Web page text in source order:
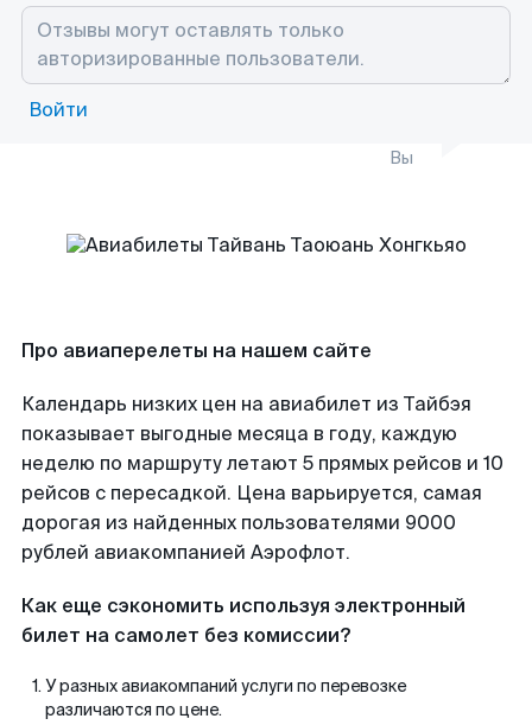
Войти
Вы
Про авиаперелеты на нашем сайте
Календарь низких цен на авиабилет из Тайбэя
показывает выгодные месяца в году, каждую
неделю по маршруту летают 5 прямых рейсов и 10
рейсов с пересадкой. Цена варьируется, самая
дорогая из найденных пользователями 9000
рублей авиакомпанией Аэрофлот.
Как еще сэкономить используя электронный
билет на самолет без комиссии?
У разных авиакомпаний услуги по перевозке
различаются по цене.